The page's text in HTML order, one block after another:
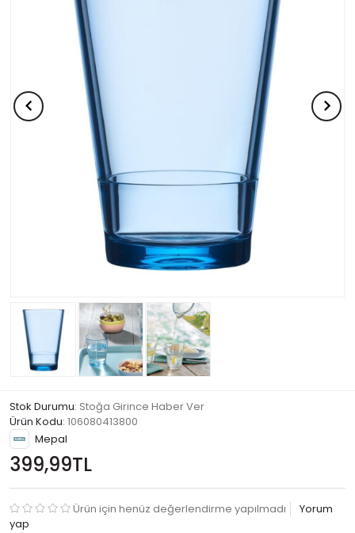
Stok Durumu: Stoğa Girince Haber Ver
Ürün Kodu: 106080413800
Mepal
399,99TL
Ürün için henüz değerlendirme yapılmadı
Yorum
yap